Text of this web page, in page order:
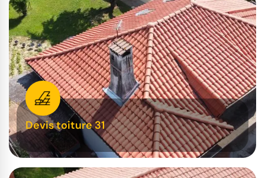
Devis toiture 31